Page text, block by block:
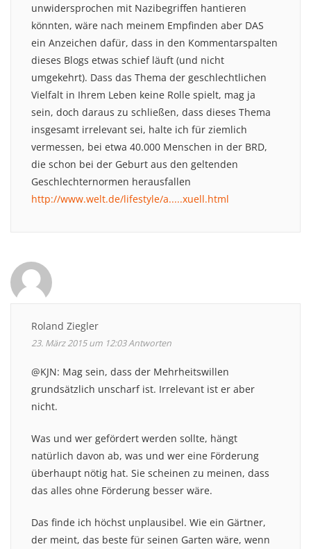
unwidersprochen mit Nazibegriffen hantieren
könnten, wäre nach meinem Empfinden aber DAS
ein Anzeichen dafür, dass in den Kommentarspalten
dieses Blogs etwas schief läuft (und nicht
umgekehrt). Dass das Thema der geschlechtlichen
Vielfalt in Ihrem Leben keine Rolle spielt, mag ja
sein, doch daraus zu schließen, dass dieses Thema
insgesamt irrelevant sei, halte ich für ziemlich
vermessen, bei etwa 40.000 Menschen in der BRD,
die schon bei der Geburt aus den geltenden
Geschlechternormen herausfallen
http://www.welt.de/lifestyle/a.....xuell.html
Roland Ziegler
23. März 2015 um 12:03Antworten
@KJN: Mag sein, dass der Mehrheitswillen
grundsätzlich unscharf ist. Irrelevant ist er aber
nicht.
Was und wer gefördert werden sollte, hängt
natürlich davon ab, was und wer eine Förderung
überhaupt nötig hat. Sie scheinen zu meinen, dass
das alles ohne Förderung besser wäre.
Das finde ich höchst unplausibel. Wie ein Gärtner,
der meint, das beste für seinen Garten wäre, wenn